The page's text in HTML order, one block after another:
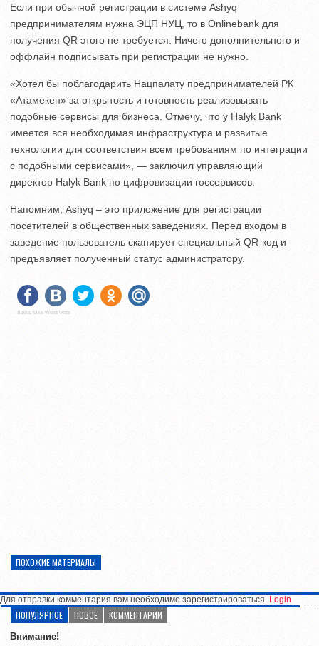
Если при обычной регистрации в системе Ashyq
предпринимателям нужна ЭЦП НУЦ, то в Onlinebank для
получения QR этого не требуется. Ничего дополнительного и
оффлайн подписывать при регистрации не нужно.
«Хотел бы поблагодарить Нацпалату предпринимателей РК
«Атамекен» за открытость и готовность реализовывать
подобные сервисы для бизнеса. Отмечу, что у Halyk Bank
имеется вся необходимая инфраструктура и развитые
технологии для соответствия всем требованиям по интеграции
с подобными сервисами», — заключил управляющий
директор Halyk Bank по цифровизации госсервисов.
Напомним, Ashyq – это приложение для регистрации
посетителей в общественных заведениях. Перед входом в
заведение пользователь сканирует специальный QR-код и
предъявляет полученный статус администратору.
Social Like WordPress
ПОХОЖИЕ МАТЕРИАЛЫ
Для отправки комментария вам необходимо зарегистрироваться. Login
ПОПУЛЯРНОЕ НОВОЕ КОММЕНТАРИИ
Внимание!